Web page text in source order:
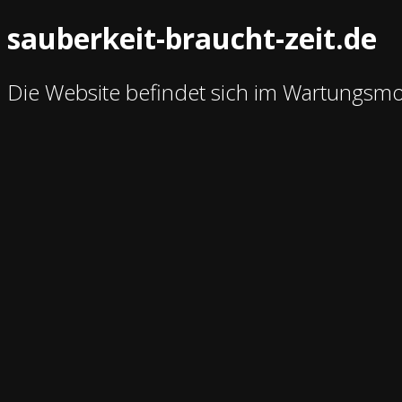
sauberkeit-braucht-zeit.de
Die Website befindet sich im